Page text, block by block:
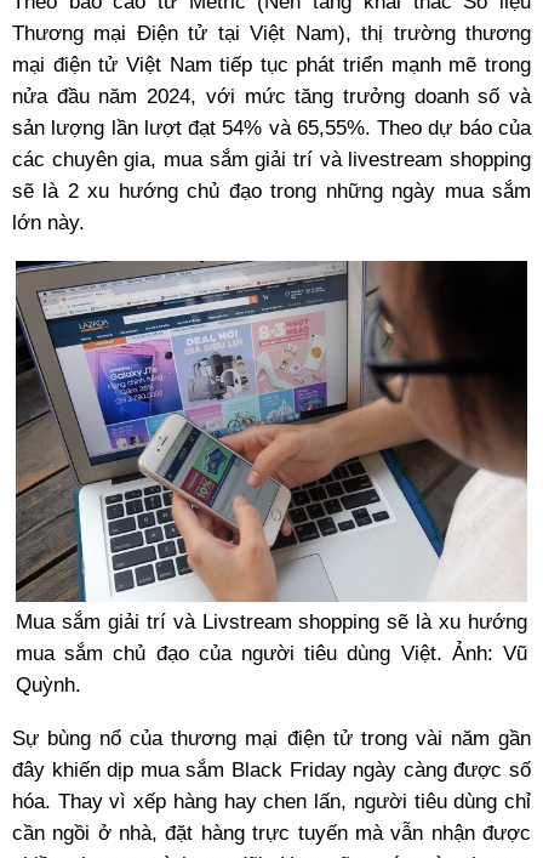
Thương mại Điện tử tại Việt Nam), thị trường thương
mại điện tử Việt Nam tiếp tục phát triển mạnh mẽ trong
nửa đầu năm 2024, với mức tăng trưởng doanh số và
sản lượng lần lượt đạt 54% và 65,55%. Theo dự báo của
các chuyên gia, mua sắm giải trí và livestream shopping
sẽ là 2 xu hướng chủ đạo trong những ngày mua sắm
lớn này.
Mua sắm giải trí và Livstream shopping sẽ là xu hướng
mua sắm chủ đạo của người tiêu dùng Việt. Ảnh: Vũ
Quỳnh.
Sự bùng nổ của thương mại điện tử trong vài năm gần
đây khiến dịp mua sắm Black Friday ngày càng được số
hóa. Thay vì xếp hàng hay chen lấn, người tiêu dùng chỉ
cần ngồi ở nhà, đặt hàng trực tuyến mà vẫn nhận được